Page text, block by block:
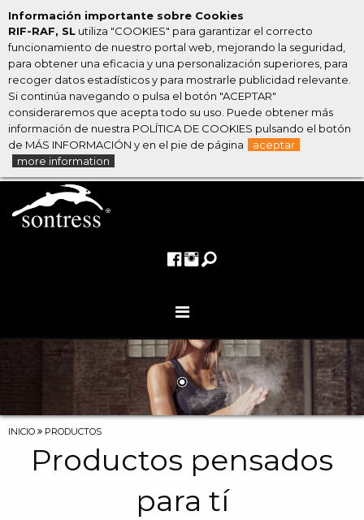
Información importante sobre Cookies
RIF-RAF, SL utiliza "COOKIES" para garantizar el correcto
funcionamiento de nuestro portal web, mejorando la seguridad,
para obtener una eficacia y una personalización superiores, para
recoger datos estadísticos y para mostrarle publicidad relevante.
Si continúa navegando o pulsa el botón "ACEPTAR"
consideraremos que acepta todo su uso. Puede obtener más
información de nuestra POLÍTICA DE COOKIES pulsando el botón
de MÁS INFORMACIÓN y en el pie de página
aceptar
more information
NOSOTROS
LA MARCA
EL EQUIPO
PRODUCTOS
INICIO PRODUCTOS
Productos pensados
para tí